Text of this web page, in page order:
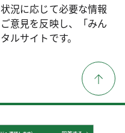
況に応じて必要な情報
意見を反映し、「みん
ルサイトです。